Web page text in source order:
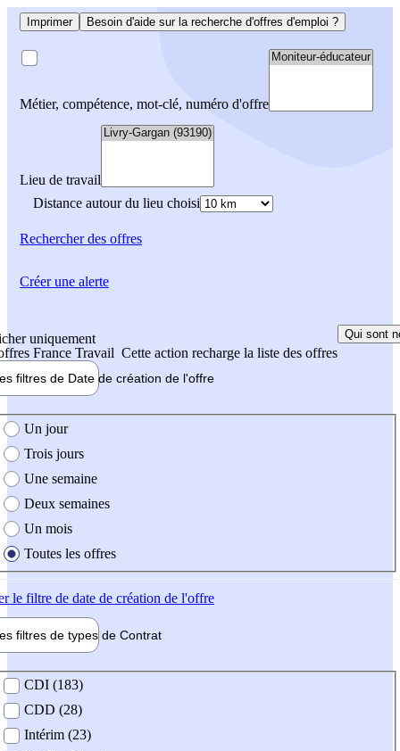
Imprimer Besoin d'aide sur la recherche d'offres d'emploi ?
Métier, compétence, mot-clé, numéro d'offre
Lieu de travail
Distance autour du lieu choisi
Rechercherdes offres
uniquement
France Travail Cette action recharge la liste des offres
Qui sont
filtres de Date de création de l'offre
création de l'offre
Un jour
Trois jours
Une semaine
Deux semaines
Un mois
Toutes les offres
le filtre de date de création de l'offre
filtres de types de Contrat
contrat
CDI (183)
CDD (28)
Intérim (23)
Créer une alerte